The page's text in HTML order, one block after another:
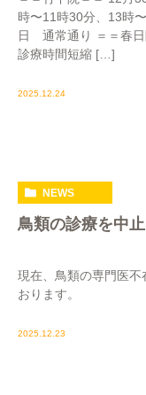
時〜11時30分、13時
日 通常通り ＝＝春
診療時間短縮 […]
2025.12.24
NEWS
鳥類の診療を中
現在、鳥類の専門医不
おります。
2025.12.23